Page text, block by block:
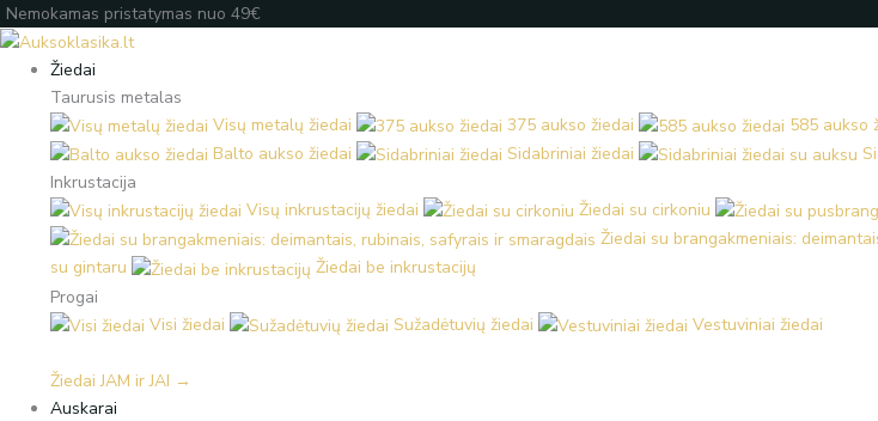
Pereiti
prie
turinio
Nemokamas pristatymas nuo 49€
Žiedai
Taurusis metalas
Visų metalų žiedai
375 aukso žiedai 585 aukso
Balto aukso žiedai
Sidabriniai žiedai
Inkrustacija
Visų inkrustacijų žiedai
Žiedai su cirkoniu
Žiedai su brangakmeniais:
su gintaru
Žiedai be inkrustacijų
Progai
Visi žiedai
Sužadėtuvių žiedai Vestuviniai žiedai
Žiedai JAM ir JAI →
Auskarai
Products
search
Products
search
Įveskite
el.
paštą